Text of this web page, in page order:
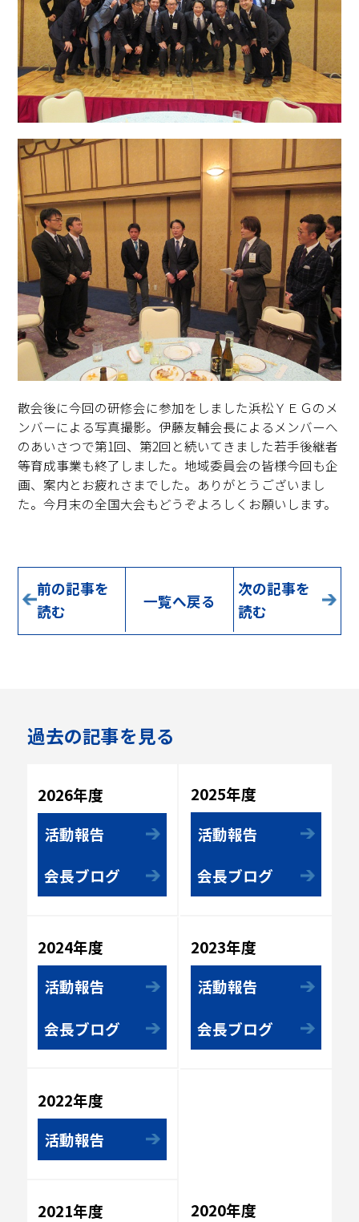
散会後に今回の研修会に参加をしました浜松ＹＥＧのメ
ンバーによる写真撮影。伊藤友輔会長によるメンバーへ
のあいさつで第1回、第2回と続いてきました若手後継者
等育成事業も終了しました。地域委員会の皆様今回も企
画、案内とお疲れさまでした。ありがとうございまし
た。今月末の全国大会もどうぞよろしくお願いします。
前の記事を
読む
一覧へ戻る
次の記事を
読む
過去の記事を見る
2026年度
活動報告
会長ブログ
2025年度
活動報告
会長ブログ
2024年度
活動報告
会長ブログ
2023年度
活動報告
会長ブログ
2022年度
活動報告
2021年度
2020年度